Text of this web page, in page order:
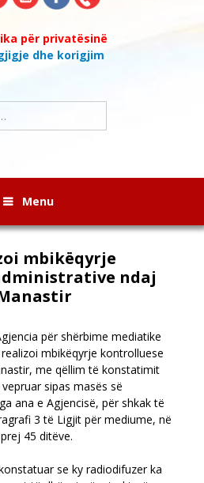
për privatësinë
dhe korigjim
Menu
mbikëqyrje
ndaj
për shërbime mediatike
mbikëqyrje kontrolluese
me qëllim të konstatimit
sipas masës së
ana e Agjencisë, për shkak të
3 të Ligjit për mediume, në
45 ditëve.
se ky radiodifuzer ka